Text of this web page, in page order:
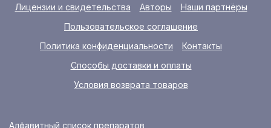
Лицензии и свидетельства Авторы
Наши партнёры
Пользовательское соглашение
Политика конфиденциальности
Контакты
Способы доставки и оплаты
Условия возврата товаров
Алфавитный список препаратов